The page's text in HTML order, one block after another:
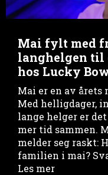
Mai fylt med
langhelgen til
hos Lucky
Mai er en av årets
Med helligdager,
lange helger er
mer tid sammen.
melder seg raskt:
familien i mai?
Les mer